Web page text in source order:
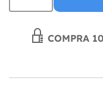
COMPRA